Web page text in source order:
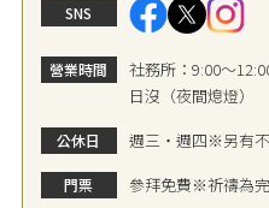
SNS
營業時間
社務所：9:00～
日沒（夜間熄燈）
公休日 週三・週四※另有
門票 參拜免費※祈禱為